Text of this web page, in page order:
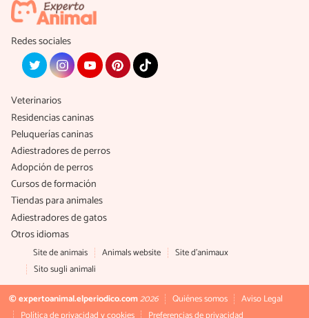
Redes sociales
Veterinarios
Residencias caninas
Peluquerías caninas
Adiestradores de perros
Adopción de perros
Cursos de formación
Tiendas para animales
Adiestradores de gatos
Otros idiomas
Site de animais Animals website
Site d'animaux
Sito sugli animali
© expertoanimal.elperiodico.com2026 Quiénes somos
Aviso Legal